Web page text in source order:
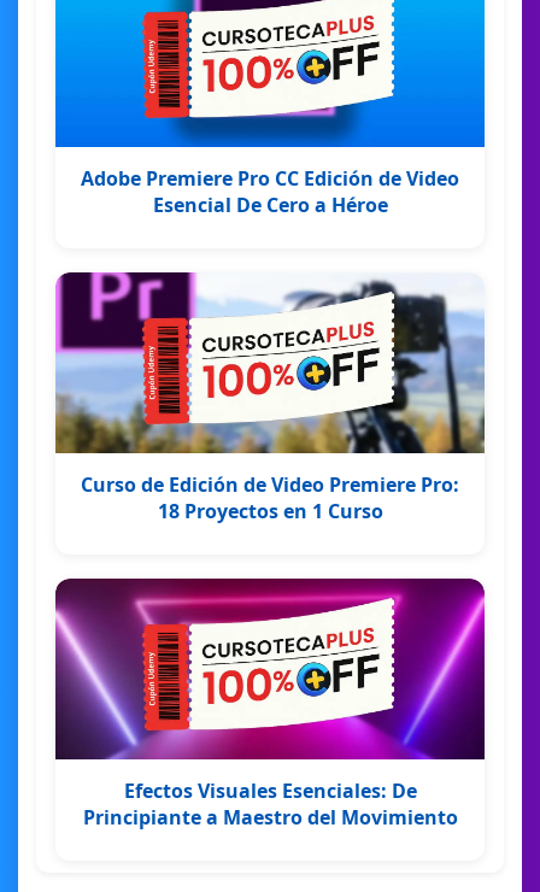
Adobe Premiere Pro CC Edición de Video
Esencial De Cero a Héroe
Curso de Edición de Video Premiere Pro:
18 Proyectos en 1 Curso
Efectos Visuales Esenciales: De
Principiante a Maestro del Movimiento